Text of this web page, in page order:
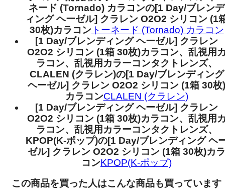
ネード (Tornado) カラコンの[1 Day/ブレンデ
ィング ヘーゼル] クラレン O2O2 シリコン (1
30枚)カラコン トーネード (Tornado) カラコン
[1 Day/ブレンディング ヘーゼル] クラレン
O2O2 シリコン (1箱 30枚)カラコン、乱視用
ラコン、乱視用カラーコンタクトレンズ、
CLALEN (クラレン)の[1 Day/ブレンディング
ヘーゼル] クラレン O2O2 シリコン (1箱 30枚)
カラコンCLALEN (クラレン)
[1 Day/ブレンディング ヘーゼル] クラレン
O2O2 シリコン (1箱 30枚)カラコン、乱視用
ラコン、乱視用カラーコンタクトレンズ、
KPOP(K-ポップ)の[1 Day/ブレンディング ヘ
ゼル] クラレン O2O2 シリコン (1箱 30枚)カラ
コンKPOP(K-ポップ)
この商品を買った人はこんな商品も買っています